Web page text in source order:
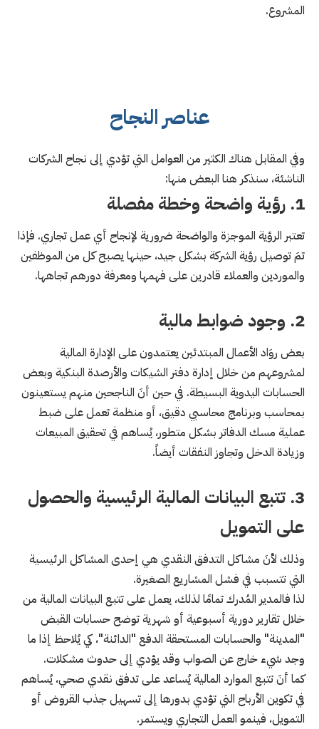
المشروع.
عناصر النجاح
وفي المقابل هناك الكثير من العوامل التي تؤدي إلى نجاح الشركات
الناشئة، سنذكر هنا البعض منها:
1. رؤية واضحة وخطة مفصلة
تعتبر الرؤية الموجزة والواضحة ضرورية لإنجاح أي عمل تجاري. فإذا
تمَ توصيل رؤية الشركة بشكل جيد، حينها يصبح كل من الموظفين
والموردين والعملاء قادرين على فهمها ومعرفة دورهم تجاهها.
2. وجود ضوابط مالية
بعض روَاد الأعمال المبتدئين يعتمدون على الإدارة المالية
لمشروعهم من خلال إدارة دفتر الشيكات والأرصدة البنكية وبعض
الحسابات اليدوية البسيطة. في حين أنَ الناجحين منهم يستعينون
بمحاسب وبرنامج محاسبي دقيق، أو منظمة تعمل على ضبط
عملية مسك الدفاتر بشكل متطور، يُساهم في تحقيق المبيعات
وزيادة الدخل وتجاوز النفقات أيضاً.
3. تتبع البيانات المالية الرئيسية والحصول
على التمويل
وذلك لأنَ مشاكل التدفق النقدي هي إحدى المشاكل الرئيسية
التي تتسبب في فشل المشاريع الصغيرة.
لذا فالمدير المُدرك تمامًا لذلك، يعمل على تتبع البيانات المالية من
خلال تقارير دورية أسبوعية أو شهرية توضح حسابات القبض
"المدينة" والحسابات المستحقة الدفع "الدائنة"، كي يُلاحظ إذا ما
وجد شيء خارج عن الصواب وقد يؤدي إلى حدوث مشكلات.
كما أنَ تتبع الموارد المالية يُساعد على تدفق نقدي صحي، يُساهم
في تكوين الأرباح التي تؤدي بدورها إلى تسهيل جذب القروض أو
التمويل، فينمو العمل التجاري ويستمر.